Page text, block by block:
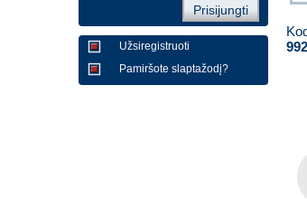
Užsiregistruoti
Pamiršote slaptažodį?